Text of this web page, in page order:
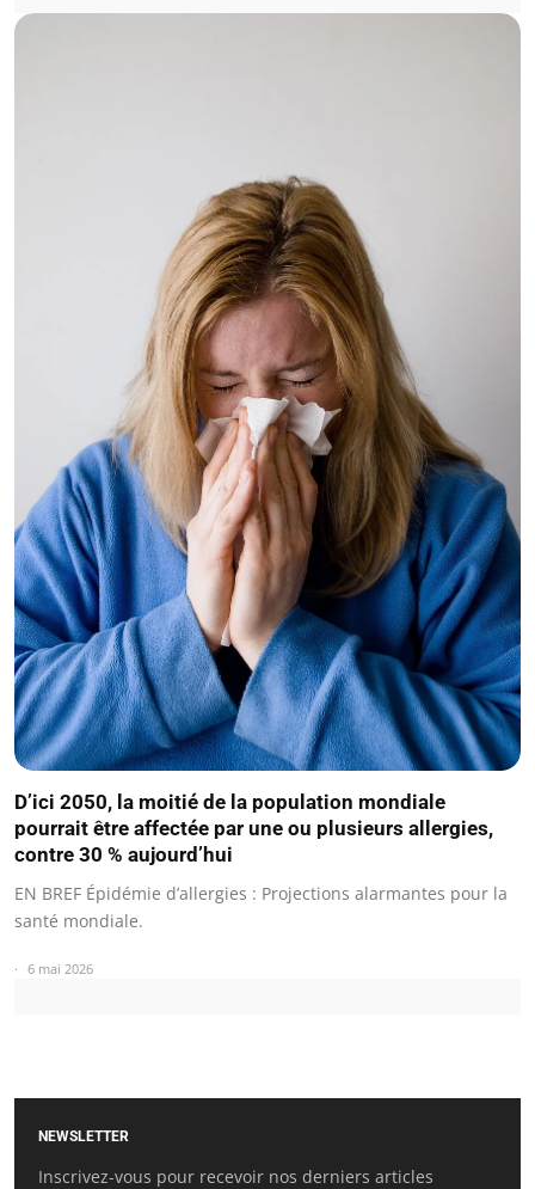
D’ici 2050, la moitié de la population mondiale
pourrait être affectée par une ou plusieurs allergies,
contre 30 % aujourd’hui
EN BREF Épidémie d’allergies : Projections alarmantes pour la
santé mondiale.
6 mai 2026
NEWSLETTER
Inscrivez-vous pour recevoir nos derniers articles